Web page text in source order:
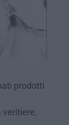
prodotti
veritiere,